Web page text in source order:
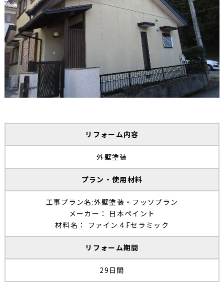
リフォーム内容
外壁塗装
プラン・使用材料
工事プラン名:外壁塗装・フッソプラン
メーカー： 日本ペイント
材料名： ファイン４Fセラミック
リフォーム期間
29日間